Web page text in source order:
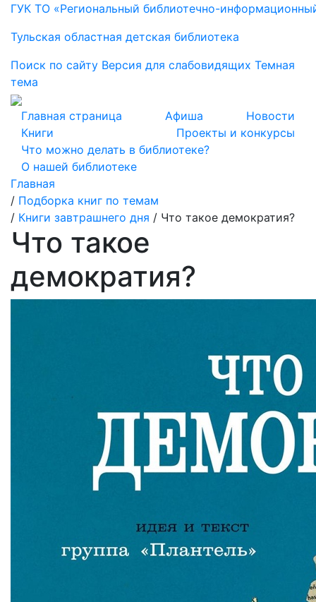
ГУК ТО «Региональный библиотечно-
Тульская областная детская библиотека
Поиск по сайту Версия для слабовидящих Темная
тема
Главная страница Афиша
Новости
Книги
Проекты и конкурсы
Что можно делать в библиотеке?
О нашей библиотеке
Главная
/ Подборка книг по темам
/ Книги завтрашнего дня / Что такое демократия?
Что такое
демократия?